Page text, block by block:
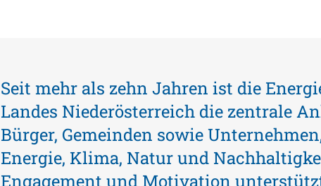
Seit mehr als zehn Jahren ist die
Landes Niederösterreich die zentrale
Bürger, Gemeinden sowie
Energie, Klima, Natur und
Engagement und Motivation